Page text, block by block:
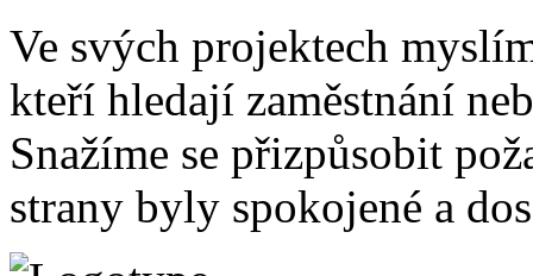
Ve svých projektech
kteří hledají zaměstnání
Snažíme se přizpůsobit
strany byly spokojené a